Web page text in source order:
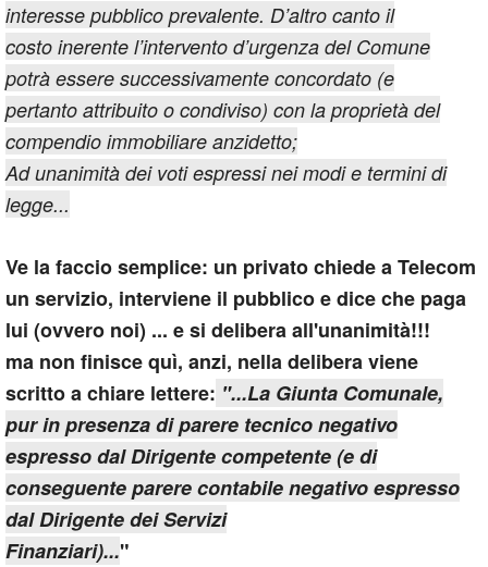
interesse pubblico prevalente. D’altro canto il
costo inerente l’intervento d’urgenza del Comune
potrà essere successivamente concordato (e
pertanto attribuito o condiviso) con la proprietà del
compendio immobiliare anzidetto;
Ad unanimità dei voti espressi nei modi e termini di
legge...
Ve la faccio semplice: un privato chiede a Telecom
un servizio, interviene il pubblico e dice che paga
lui (ovvero noi) ... e si delibera all'unanimità!!!
ma non finisce quì, anzi, nella delibera viene
scritto a chiare lettere: "...La Giunta Comunale,
pur in presenza di parere tecnico negativo
espresso dal Dirigente competente (e di
conseguente parere contabile negativo espresso
dal Dirigente dei Servizi
Finanziari)..."